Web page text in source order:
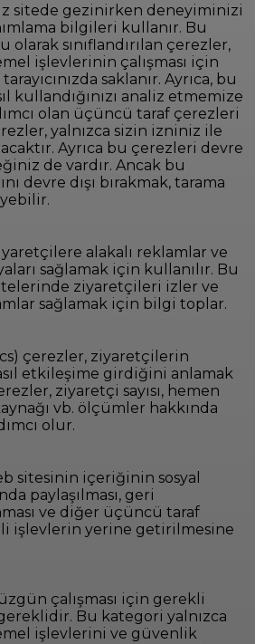
sitede gezinirken deneyiminizi
bilgileri kullanır. Bu
sınıflandırılan çerezler,
işlevlerinin çalışması için
saklanır. Ayrıca, bu
kullandığınızı analiz etmemize
olan üçüncü taraf çerezleri
yalnızca sizin izniniz ile
Ayrıca bu çerezleri devre
de vardır. Ancak bu
devre dışı bırakmak, tarama
alakalı reklamlar ve
sağlamak için kullanılır. Bu
ziyaretçileri izler ve
sağlamak için bilgi toplar.
çerezler, ziyaretçilerin
etkileşime girdiğini anlamak
ziyaretçi sayısı, hemen
vb. ölçümler hakkında
olur.
sitesinin içeriğinin sosyal
paylaşılması, geri
ve diğer üçüncü taraf
işlevlerin yerine getirilmesine
çalışması için gerekli
Bu kategori yalnızca
işlevlerini ve güvenlik